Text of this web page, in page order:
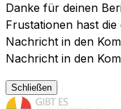
Danke für deinen
Frustationen hast
Nachricht in den
Nachricht in den
Schließen